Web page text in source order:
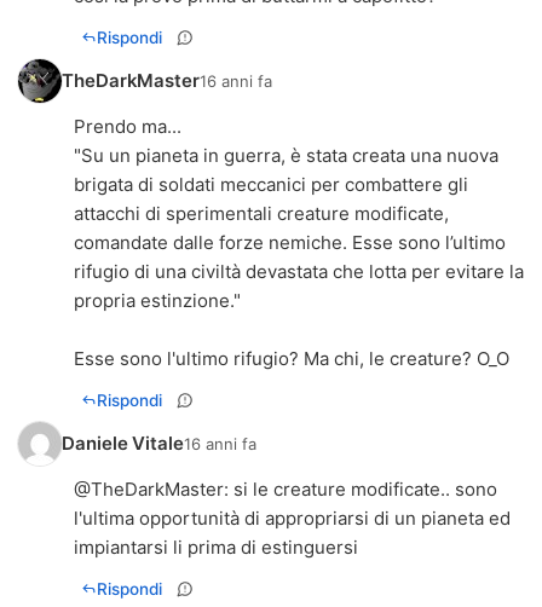
Rispondi
TheDarkMaster16 anni fa
Prendo ma...
"Su un pianeta in guerra, è stata creata una nuova
brigata di soldati meccanici per combattere gli
attacchi di sperimentali creature modificate,
comandate dalle forze nemiche. Esse sono l’ultimo
rifugio di una civiltà devastata che lotta per evitare la
propria estinzione."
Esse sono l'ultimo rifugio? Ma chi, le creature? O_O
Rispondi
Daniele Vitale16 anni fa
@TheDarkMaster: si le creature modificate.. sono
l'ultima opportunità di appropriarsi di un pianeta ed
impiantarsi li prima di estinguersi
Rispondi